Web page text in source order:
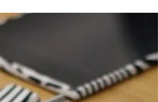
Quando o Facebook Stories foi lançado
em março deste ano, os usuários do